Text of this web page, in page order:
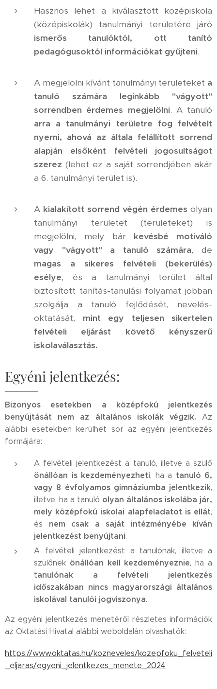
Hasznos lehet a kiválasztott középiskola
(középiskolák) tanulmányi területére járó
ismerős tanulóktól, ott tanító
pedagógusoktól információkat gyűjteni.
A megjelölni kívánt tanulmányi területeket a
tanuló számára leginkább "vágyott"
sorrendben érdemes megjelölni. A tanuló
arra a tanulmányi területre fog felvételt
nyerni, ahová az általa felállított sorrend
alapján elsőként felvételi jogosultságot
szerez(lehet ez a saját sorrendjében akár
a 6. tanulmányi terület is).
A kialakított sorrend végén érdemes olyan
tanulmányi területet (területeket) is
megjelölni, mely bár kevésbé motiváló
vagy "vágyott"
a tanuló számára, de
magas a sikeres felvételi (bekerülés)
esélye, és a tanulmányi terület által
biztosított tanítás-tanulási folyamat jobban
szolgálja a tanuló fejlődését, nevelés-
oktatását, mint egy teljesen sikertelen
felvételi eljárást követő kényszerű
iskolaválasztás.
Egyéni jelentkezés:
Bizonyos esetekben a középfokú jelentkezés
benyújtását nem az általános iskolák végzik. Az
alábbi esetekben kerülhet sor az egyéni jelentkezés
formájára:
A felvételi jelentkezést a tanuló, illetve a szülő
önállóan is kezdeményezheti, ha a tanuló 6,
vagy 8 évfolyamos gimnáziumba jelentkezik,
illetve, ha a tanuló olyan általános iskolába jár,
mely középfokú iskolai alapfeladatot is ellát,
és nem csak a saját intézményébe kíván
jelentkezést benyújtani.
A felvételi jelentkezést a tanulónak, illetve a
szülőnek önállóan kell kezdeményeznie, ha a
tanulónak a felvételi jelentkezés
időszakában nincs magyarországi általános
iskolával tanulói jogviszonya.
Az egyéni jelentkezés menetéről részletes információk
az Oktatási Hivatal alábbi weboldalán olvashatók:
https://www.oktatas.hu/kozneveles/kozepfoku_felveteli
_eljaras/egyeni_jelentkezes_menete_2024